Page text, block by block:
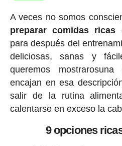
A veces no somos
preparar comidas ricas
para después del
deliciosas, sanas y
queremos
encajan en esa
salir de la rutina
calentarse en exceso la
9 opciones